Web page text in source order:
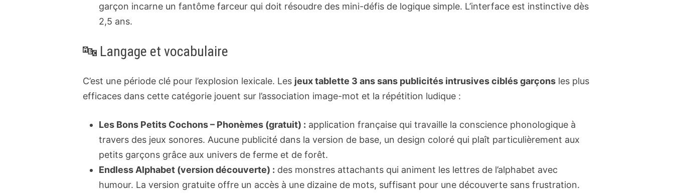
garçon incarne un fantôme farceur qui doit résoudre des mini-défis de logique simple. L’interface est instinctive dès
2,5 ans.
🔤 Langage et vocabulaire
C’est une période clé pour l’explosion lexicale. Les jeux tablette 3 ans sans publicités intrusives ciblés garçons les plus
efficaces dans cette catégorie jouent sur l’association image-mot et la répétition ludique :
Les Bons Petits Cochons – Phonèmes (gratuit) : application française qui travaille la conscience phonologique à
travers des jeux sonores. Aucune publicité dans la version de base, un design coloré qui plaît particulièrement aux
petits garçons grâce aux univers de ferme et de forêt.
Endless Alphabet (version découverte) : des monstres attachants qui animent les lettres de l’alphabet avec
humour. La version gratuite offre un accès à une dizaine de mots, suffisant pour une découverte sans frustration.